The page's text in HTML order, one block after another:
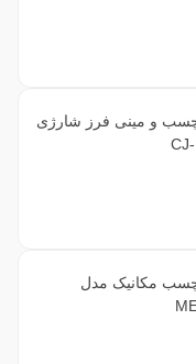
چسب و مینی فرز شارژی
چسب مکانیک مدل